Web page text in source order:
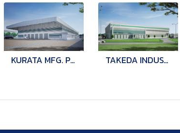
KURATA MFG. P.2 TAKEDA INDUSTRY